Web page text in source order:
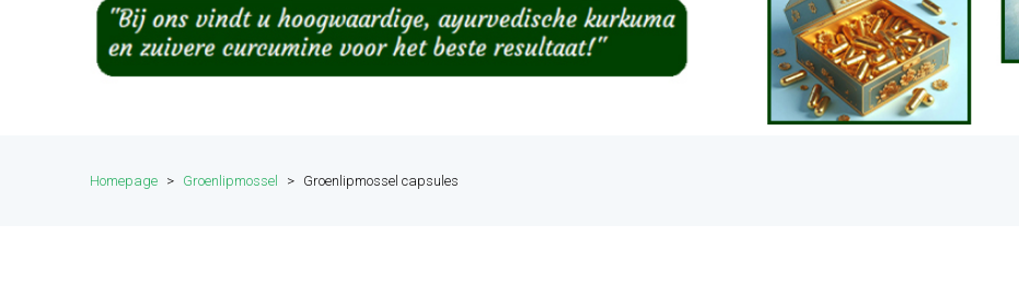
Homepage > Groenlipmossel > Groenlipmossel capsules